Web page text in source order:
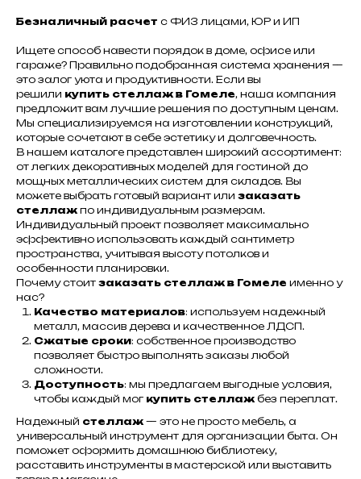
Безналичный расчет с ФИЗ лицами, ЮР и ИП
Ищете способ навести порядок в доме, офисе или
гараже? Правильно подобранная система хранения —
это залог уюта и продуктивности. Если вы
решили купить стеллаж в Гомеле, наша компания
предложит вам лучшие решения по доступным ценам.
Мы специализируемся на изготовлении конструкций,
которые сочетают в себе эстетику и долговечность.
В нашем каталоге представлен широкий ассортимент:
от легких декоративных моделей для гостиной до
мощных металлических систем для складов. Вы
можете выбрать готовый вариант или заказать
стеллаж по индивидуальным размерам.
Индивидуальный проект позволяет максимально
эффективно использовать каждый сантиметр
пространства, учитывая высоту потолков и
особенности планировки.
Почему стоит заказать стеллаж в Гомеле именно у
нас?
Качество материалов: используем надежный
металл, массив дерева и качественное ЛДСП.
Сжатые сроки: собственное производство
позволяет быстро выполнять заказы любой
сложности.
Доступность: мы предлагаем выгодные условия,
чтобы каждый мог купить стеллаж без переплат.
Надежный стеллаж — это не просто мебель, а
универсальный инструмент для организации быта. Он
поможет оформить домашнюю библиотеку,
расставить инструменты в мастерской или выставить